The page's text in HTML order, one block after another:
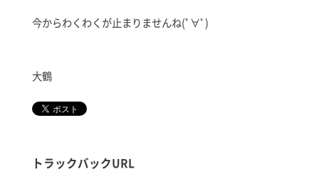
今からわくわくが止まりませんね(ﾟ∀ﾟ)
大鶴
トラックバックURL